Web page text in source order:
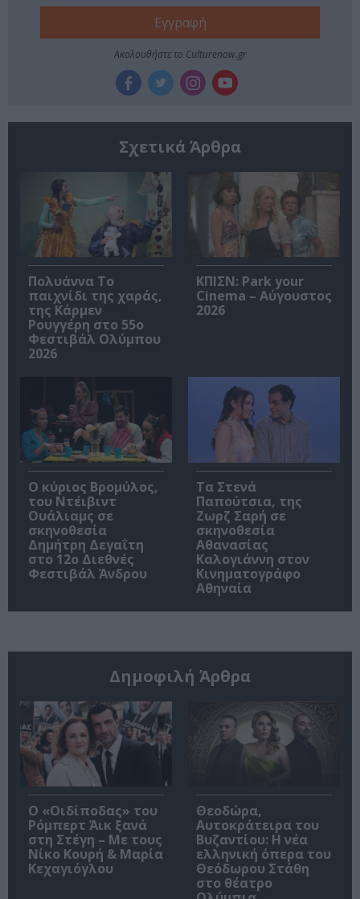
Ακολουθήστε το Culturenow.gr
Σχετικά Άρθρα
Πολυάννα Το
παιχνίδι της χαράς,
της Κάρμεν
Ρουγγέρη στο 55ο
Φεστιβάλ Ολύμπου
2026
ΚΠΙΣΝ: Park your
Cinema – Αύγουστος
2026
O κύριος Βρομύλος,
του Ντέιβιντ
Ουάλιαμς σε
σκηνοθεσία
Δημήτρη Δεγαΐτη
στο 12ο Διεθνές
Φεστιβάλ Άνδρου
Τα Στενά
Παπούτσια, της
Ζωρζ Σαρή σε
σκηνοθεσία
Αθανασίας
Καλογιάννη στον
Κινηματογράφο
Αθηναία
Δημοφιλή Άρθρα
O «Οιδίποδας» του
Ρόμπερτ Άικ ξανά
στη Στέγη – Με τους
Νίκο Κουρή & Μαρία
Κεχαγιόγλου
Θεοδώρα,
Αυτοκράτειρα του
Βυζαντίου: Η νέα
ελληνική όπερα του
Θεόδωρου Στάθη
στο θέατρο